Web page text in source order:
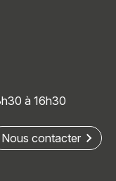
à 16h30
Nous contacter